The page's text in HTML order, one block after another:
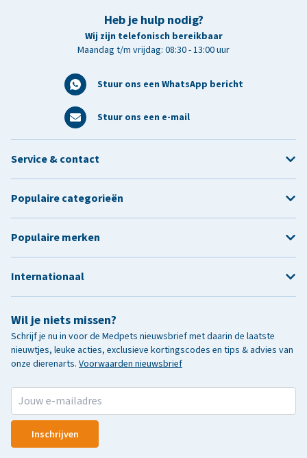
Heb je hulp nodig?
Wij zijn telefonisch bereikbaar
Maandag t/m vrijdag: 08:30 - 13:00 uur
Stuur ons een WhatsApp bericht
Stuur ons een e-mail
Wil je niets missen?
Schrijf je nu in voor de Medpets nieuwsbrief met daarin de laatste
nieuwtjes, leuke acties, exclusieve kortingscodes en tips & advies van
onze dierenarts. Voorwaarden nieuwsbrief
Inschrijven
Service & contact
Populaire categorieën
Populaire merken
Internationaal